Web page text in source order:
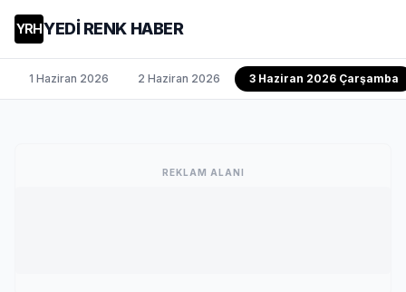
YRHYEDİ RENK HABER
1 Haziran 2026 2 Haziran 2026 3 Haziran 2026 Çarşamba
REKLAM ALANI